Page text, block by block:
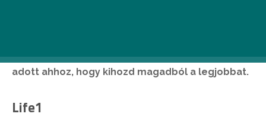
megspórolni, de legalább minden körülmény
adott ahhoz, hogy kihozd magadból a legjobbat.
Life1